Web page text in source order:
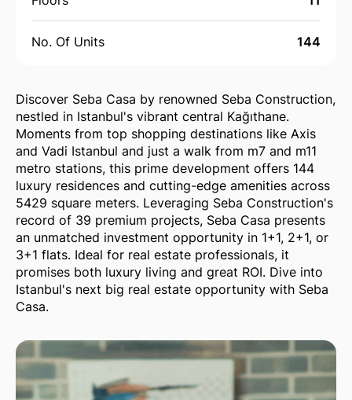
No. Of Units 144
Discover Seba Casa by renowned Seba Construction,
nestled in Istanbul's vibrant central Kağıthane.
Moments from top shopping destinations like Axis
and Vadi Istanbul and just a walk from m7 and m11
metro stations, this prime development offers 144
luxury residences and cutting-edge amenities across
5429 square meters. Leveraging Seba Construction's
record of 39 premium projects, Seba Casa presents
an unmatched investment opportunity in 1+1, 2+1, or
3+1 flats. Ideal for real estate professionals, it
promises both luxury living and great ROI. Dive into
Istanbul's next big real estate opportunity with Seba
Casa.